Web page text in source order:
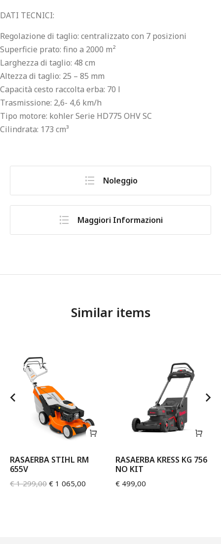
DATI TECNICI:
Regolazione di taglio: centralizzato con 7 posizioni
Superficie prato: fino a 2000 m²
Larghezza di taglio: 48 cm
Altezza di taglio: 25 – 85 mm
Capacità cesto raccolta erba: 70 l
Trasmissione: 2,6- 4,6 km/h
Tipo motore: kohler Serie HD775 OHV SC
Cilindrata: 173 cm³
Noleggio
Maggiori Informazioni
Similar items
RASAERBA STIHL RM
655V
€1 299,00 € 1 065,00
RASAERBA KRESS KG 756
NO KIT
€ 499,00